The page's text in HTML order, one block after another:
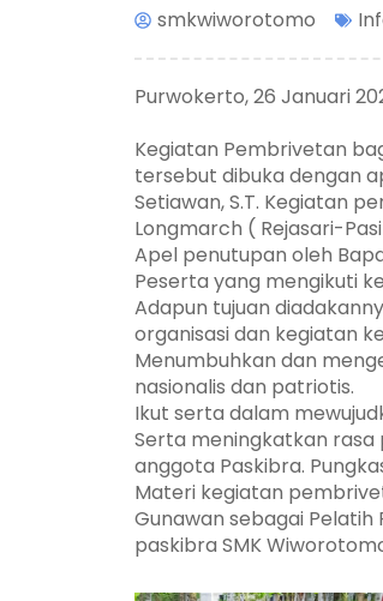
smkwiworotomo
Purwokerto, 26 Januari
Kegiatan Pembrivetan
tersebut dibuka dengan
Setiawan, S.T. Kegiatan
Longmarch ( Rejasari-
Apel penutupan oleh
Peserta yang mengikuti
Adapun tujuan
organisasi dan kegiatan
Menumbuhkan dan
nasionalis dan patriotis.
Ikut serta dalam
Serta meningkatkan
anggota Paskibra.
Materi kegiatan
Gunawan sebagai Pelatih
paskibra SMK